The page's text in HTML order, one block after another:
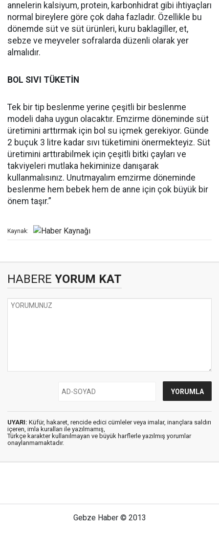
annelerin kalsiyum, protein, karbonhidrat gibi ihtiyaçları
normal bireylere göre çok daha fazladır. Özellikle bu
dönemde süt ve süt ürünleri, kuru baklagiller, et,
sebze ve meyveler sofralarda düzenli olarak yer
almalıdır.
BOL SIVI TÜKETİN
Tek bir tip beslenme yerine çeşitli bir beslenme
modeli daha uygun olacaktır. Emzirme döneminde süt
üretimini arttırmak için bol su içmek gerekiyor. Günde
2 buçuk 3 litre kadar sıvı tüketimini önermekteyiz. Süt
üretimini arttırabilmek için çeşitli bitki çayları ve
takviyeleri mutlaka hekiminize danışarak
kullanmalısınız. Unutmayalım emzirme döneminde
beslenme hem bebek hem de anne için çok büyük bir
önem taşır.”
Kaynak:
HABERE YORUM KAT
UYARI: Küfür, hakaret, rencide edici cümleler veya imalar, inançlara saldırı
içeren, imla kuralları ile yazılmamış,
Türkçe karakter kullanılmayan ve büyük harflerle yazılmış yorumlar
onaylanmamaktadır.
Gebze Haber © 2013